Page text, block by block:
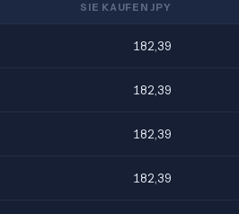
SIE KAUFEN JPY
182,39
182,39
182,39
182,39